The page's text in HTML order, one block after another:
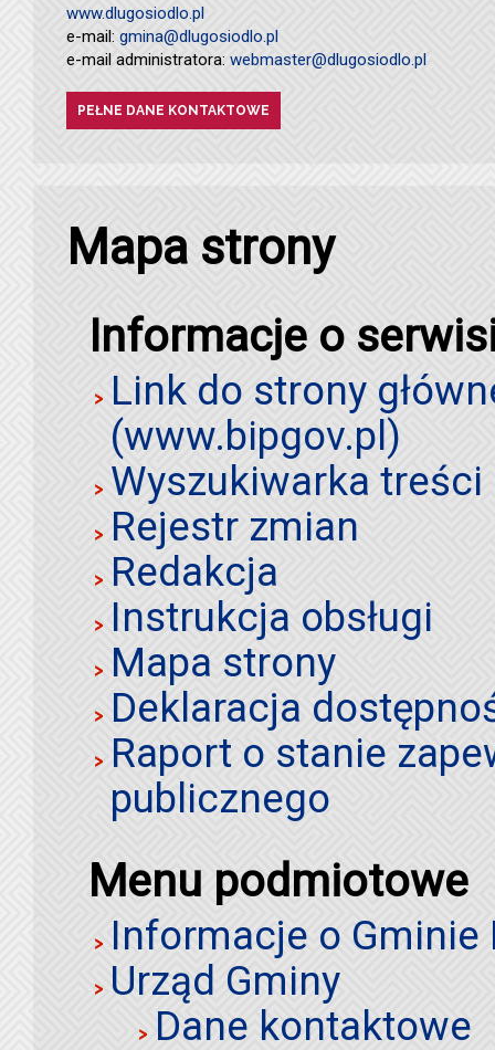
www.dlugosiodlo.pl
e-mail: gmina@dlugosiodlo.pl
e-mail administratora: webmaster@dlugosiodlo.pl
PEŁNE DANE KONTAKTOWE
Mapa strony
Informacje o
Link do strony
(www.bipgov.pl)
Wyszukiwarka
Rejestr zmian
Redakcja
Instrukcja obsługi
Mapa strony
Deklaracja
Raport o stanie
publicznego
Menu podmiotowe
Informacje o Gminie
Urząd Gminy
Dane kontaktowe